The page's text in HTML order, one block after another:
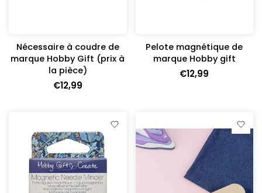
Nécessaire à coudre de
marque Hobby Gift (prix à
la pièce)
€12,99
Pelote magnétique de
marque Hobby gift
€12,99